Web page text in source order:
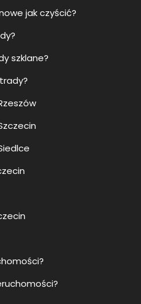
jak czyścić?
szklane?